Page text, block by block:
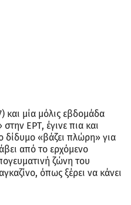
και μία μόλις εβδομάδα
ΕΡΤ, έγινε πια και
δίδυμο «βάζει πλώρη» για
από το ερχόμενο
ζώνη του
όπως ξέρει να κάνει